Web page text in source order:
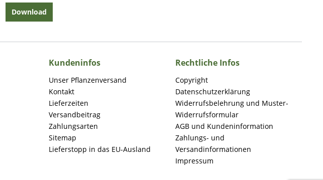
Download
Kundeninfos
Unser Pflanzenversand
Kontakt
Lieferzeiten
Versandbeitrag
Zahlungsarten
Sitemap
Lieferstopp in das EU-Ausland
Rechtliche Infos
Copyright
Datenschutzerklärung
Widerrufsbelehrung und Muster-
Widerrufsformular
AGB und Kundeninformation
Zahlungs- und
Versandinformationen
Impressum